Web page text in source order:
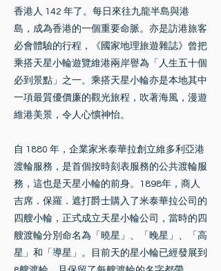
香港人 142 年了。每日來往九龍半島與港
島，成為香港的一個重要命脈。亦是訪港旅客
必會體驗的行程，《國家地理旅遊雜誌》曾把
乘搭天星小輪遊覽維港兩岸譽為「人生五十個
必到景點」之一。乘搭天星小輪亦是本地其中
一項最質優價廉的觀光旅程，吹著海風，漫遊
維港美景，令人心懭神怡。
自 1880 年，企業家米泰華拉創立維多利亞港
渡輪服務，是首個按時刻表服務的公共渡輪服
務，這也是天星小輪的前身。1898年，商人
吉席．保羅．遮打爵士購入了米泰華拉公司的
四艘小輪，正式成立天星小輪公司，當時的四
艘渡輪分別命名為「曉星」、「晚星」、「高
星」和「導星」。目前天的星小輪已經發展到